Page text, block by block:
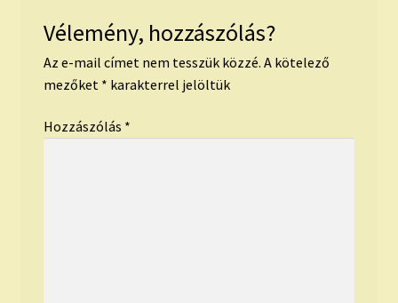
Vélemény, hozzászólás?
Az e-mail címet nem tesszük közzé. A kötelező
mezőket * karakterrel jelöltük
Hozzászólás *